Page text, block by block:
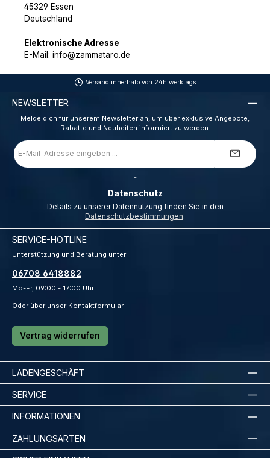
45329 Essen
Deutschland
Elektronische Adresse
E-Mail: info@zammataro.de
Versand innerhalb von 24h werktags
NEWSLETTER
Melde dich für unserem Newsletter an, um über exklusive Angebote,
Rabatte und Neuheiten informiert zu werden.
E-
Mail-
Adresse
Datenschutz
Datenschutzbestimmungen.
SERVICE-HOTLINE
Unterstützung und Beratung unter:
06708 6418882
Mo-Fr, 09:00 - 17:00 Uhr
Oder über unser Kontaktformular.
Vertrag widerrufen
LADENGESCHÄFT
SERVICE
INFORMATIONEN
ZAHLUNGSARTEN